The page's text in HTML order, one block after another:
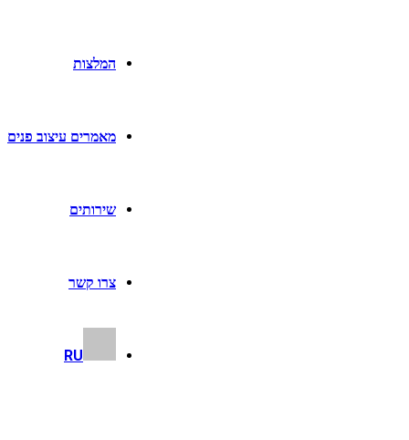
המלצות
מאמרים עיצוב פנים
שירותים
צרו קשר
RU